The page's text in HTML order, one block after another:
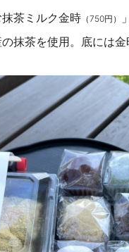
茶ミルク金時 （750円）
抹茶を使用。底には